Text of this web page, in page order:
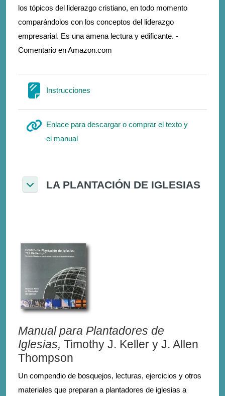
los tópicos del liderazgo cristiano, en todo momento
comparándolos con los conceptos del liderazgo
empresarial. Es una amena lectura y edificante. -
Comentario en Amazon.com
Instrucciones
Enlace para descargar o comprar el texto y
el manualΔιεύθυνση URL
ΣύμπτυξηLA PLANTACIÓN DE IGLESIAS
Manual para Plantadores de
Iglesias, Timothy J. Keller y J. Allen
Thompson
Un compendio de bosquejos, lecturas, ejercicios y otros
materiales que preparan a plantadores de iglesias a